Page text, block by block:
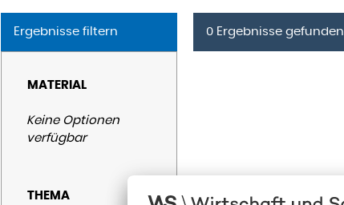
Ergebnisse filtern
MATERIAL
Keine Optionen
verfügbar
THEMA
0 Ergebnisse gefunden